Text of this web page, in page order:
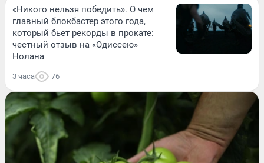
«Никого нельзя победить». О чем
главный блокбастер этого года,
который бьет рекорды в прокате:
честный отзыв на «Одиссею»
Нолана
3 часа 76